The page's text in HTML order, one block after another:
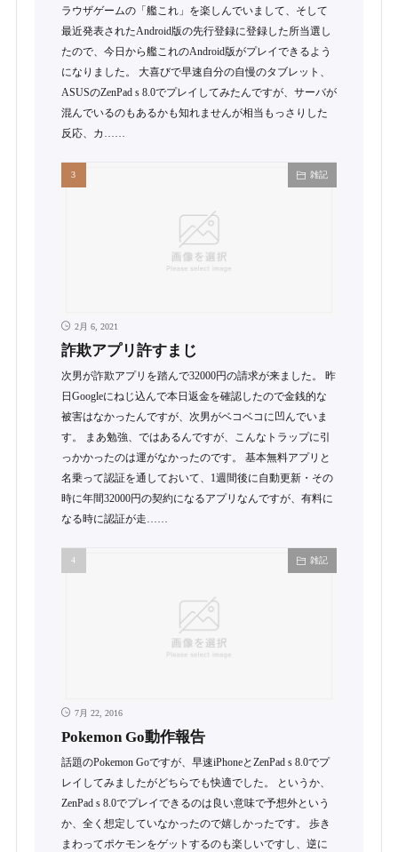
ラウザゲームの「艦これ」を楽しんでいまして、そして
最近発表されたAndroid版の先行登録に登録した所当選し
たので、今日から艦これのAndroid版がプレイできるよう
になりました。 大喜びで早速自分の自慢のタブレット、
ASUSのZenPad s 8.0でプレイしてみたんですが、サーバが
混んでいるのもあるかも知れませんが相当もっさりした
反応、カ……
雑記
2月 6, 2021
詐欺アプリ許すまじ
次男が詐欺アプリを踏んで32000円の請求が来ました。 昨
日Googleにねじ込んで本日返金を確認したので金銭的な
被害はなかったんですが、次男がベコベコに凹んでいま
す。 まあ勉強、ではあるんですが、こんなトラップに引
っかかったのは運がなかったのです。 基本無料アプリと
名乗って認証を通しておいて、1週間後に自動更新・その
時に年間32000円の契約になるアプリなんですが、有料に
なる時に認証が走……
雑記
7月 22, 2016
Pokemon Go動作報告
話題のPokemon Goですが、早速iPhoneとZenPad s 8.0でプ
レイしてみましたがどちらでも快適でした。 というか、
ZenPad s 8.0でプレイできるのは良い意味で予想外という
か、全く想定していなかったので嬉しかったです。 歩き
まわってポケモンをゲットするのも楽しいですし、逆に